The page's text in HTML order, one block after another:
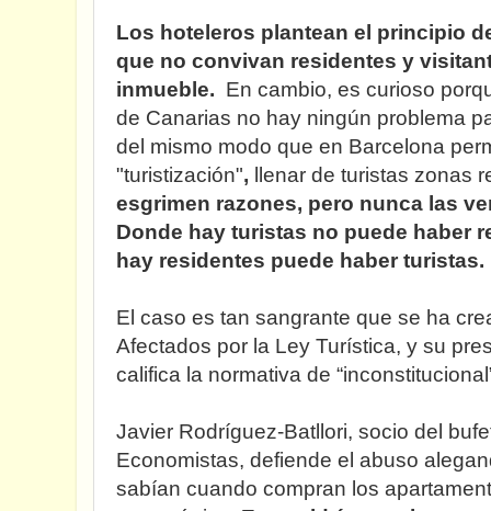
Los hoteleros plantean el principio
que no convivan residentes y
inmueble. En cambio, es curioso
de Canarias no hay ningún problema
del mismo modo que en Barcelona
"turistización", llenar de turistas zonas
esgrimen razones, pero nunca las
Donde hay turistas no puede haber
hay residentes puede haber turistas.
El caso es tan sangrante que se ha
Afectados por la Ley Turística, y su
califica la normativa de
Javier Rodríguez-Batllori, socio del
Economistas, defiende el abuso
sabían cuando compran los